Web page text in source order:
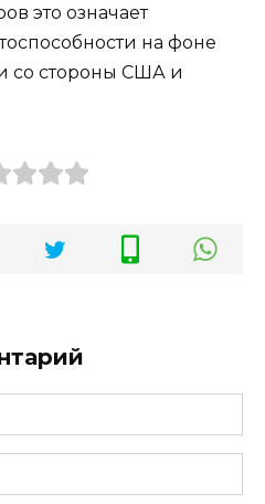
это означает
на фоне
со стороны США и